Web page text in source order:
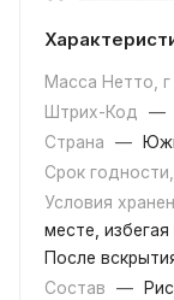
Масса Нетто, г
Штрих-Код
—
Страна
—
Срок
Условия
месте,
После
Состав
—